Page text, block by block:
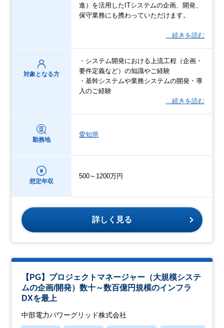
進）を活用したITシステムの企画、開発、
保守業務にも携わっていただけます。
…続きを読む
対象となる方
・システム開発における上流工程（企画・
要件定義など）の知識やご経験
・基幹システムや業務システムの開発・導
入のご経験
…続きを読む
勤務地
愛知県
想定年収
500～1200万円
詳しく見る
【PG】プロジェクトマネージャー（大規模システ
ムの企画/開発）数十～数百億円規模のインフラ
DXを最上
中部電力パワーグリッド株式会社